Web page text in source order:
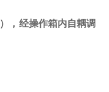
，经操作箱内自耦调